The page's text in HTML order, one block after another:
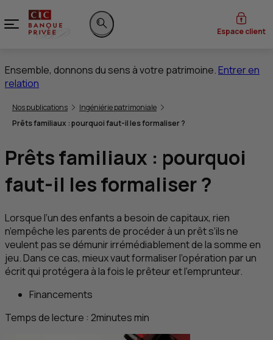
Menu
Rechercher sur le site
Espace client
Ensemble, donnons du sens à votre patrimoine.Entrer en
relation
Vous êtes ici:
Nos publications
Ingéniérie patrimoniale
Prêts familiaux : pourquoi faut-il les formaliser ?
Prêts familiaux : pourquoi
faut-il les formaliser ?
Lorsque l’un des enfants a besoin de capitaux, rien
n’empêche les parents de procéder à un prêt s’ils ne
veulent pas se démunir irrémédiablement de la somme en
jeu. Dans ce cas, mieux vaut formaliser l’opération par un
écrit qui protégera à la fois le prêteur et l’emprunteur.
Financements
Temps de lecture : 2minutes min